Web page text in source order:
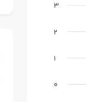
3
2
1
0